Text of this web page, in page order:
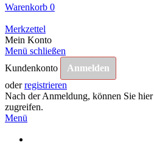
Warenkorb 0
Merkzettel
Mein Konto
Menü schließen
Kundenkonto
Anmelden
oderregistrieren
Nach der Anmeldung, können Sie
zugreifen.
Menü